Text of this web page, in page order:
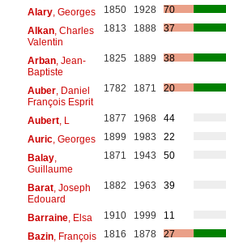
Alary, Georges 1850 1928
70
Alkan, Charles
Valentin
1813 1888 37
Arban, Jean-
Baptiste
1825 1889 38
Auber, Daniel
François Esprit
1782 1871 20
Aubert, L 1877 1968
44
Auric, Georges 1899 1983
22
Balay,
Guillaume
1871 1943 50
Barat, Joseph
Edouard
1882 1963 39
Barraine, Elsa 1910 1999
11
Bazin, François 1816 1878
27